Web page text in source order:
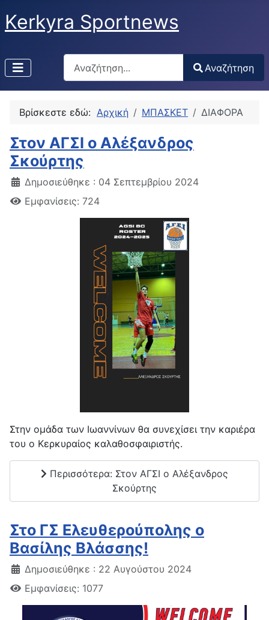
Kerkyra Sportnews
Αναζήτηση
Type 2 or more characters for results.
Αναζήτηση
Βρίσκεστε εδώ: Αρχική ΜΠΑΣΚΕΤ ΔΙΑΦΟΡΑ
Στον ΑΓΣΙ ο Αλέξανδρος
Σκούρτης
Δημοσιεύθηκε : 04 Σεπτεμβρίου 2024
Εμφανίσεις: 724
Στην ομάδα των Ιωαννίνων θα συνεχίσει την καριέρα
του ο Κερκυραίος καλαθοσφαιριστής.
Περισσότερα: Στον ΑΓΣΙ ο Αλέξανδρος
Σκούρτης
Στο ΓΣ Ελευθερούπολης ο
Βασίλης Βλάσσης!
Δημοσιεύθηκε : 22 Αυγούστου 2024
Εμφανίσεις: 1077